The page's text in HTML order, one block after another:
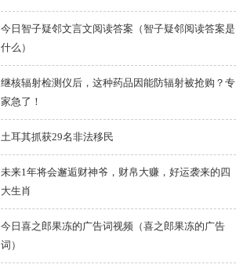
今日智子疑邻文言文阅读答案（智子疑邻阅读答案是
什么）
继核辐射检测仪后，这种药品因能防辐射被抢购？专
家急了！
土耳其抓获29名非法移民
未来1年将会邂逅财神爷，财帛大赚，好运袭来的四
大生肖
今日喜之郎果冻的广告词视频（喜之郎果冻的广告
词）